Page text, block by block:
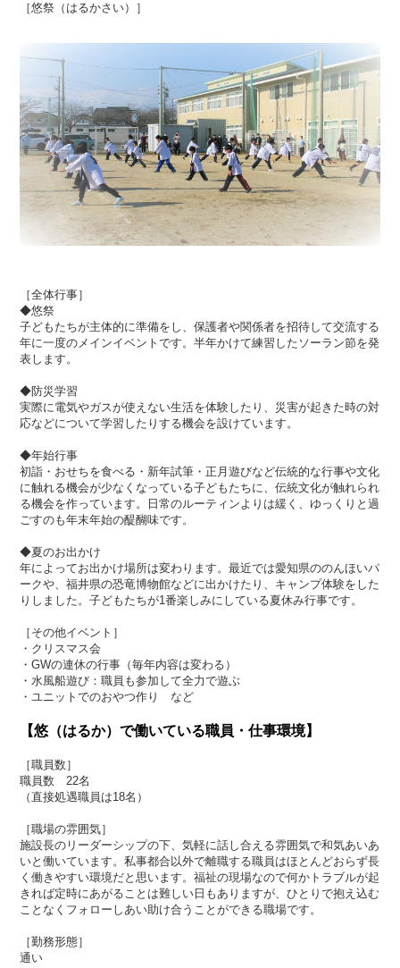
［悠祭（はるかさい）］
［全体行事］
◆悠祭
子どもたちが主体的に準備をし、保護者や関係者を招待して交流する
年に一度のメインイベントです。半年かけて練習したソーラン節を発
表します。
◆防災学習
実際に電気やガスが使えない生活を体験したり、災害が起きた時の対
応などについて学習したりする機会を設けています。
◆年始行事
初詣・おせちを食べる・新年試筆・正月遊びなど伝統的な行事や文化
に触れる機会が少なくなっている子どもたちに、伝統文化が触れられ
る機会を作っています。日常のルーティンよりは緩く、ゆっくりと過
ごすのも年末年始の醍醐味です。
◆夏のお出かけ
年によってお出かけ場所は変わります。最近では愛知県ののんほいパ
ークや、福井県の恐竜博物館などに出かけたり、キャンプ体験をした
りしました。子どもたちが1番楽しみにしている夏休み行事です。
［その他イベント］
・クリスマス会
・GWの連休の行事（毎年内容は変わる）
・水風船遊び：職員も参加して全力で遊ぶ
・ユニットでのおやつ作り など
【悠（はるか）で働いている職員・仕事環境】
［職員数］
職員数 22名
（直接処遇職員は18名）
［職場の雰囲気］
施設長のリーダーシップの下、気軽に話し合える雰囲気で和気あいあ
いと働いています。私事都合以外で離職する職員はほとんどおらず長
く働きやすい環境だと思います。福祉の現場なので何かトラブルが起
きれば定時にあがることは難しい日もありますが、ひとりで抱え込む
ことなくフォローしあい助け合うことができる職場です。
［勤務形態］
通い